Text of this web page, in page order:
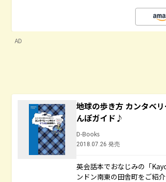
AD
地球の歩き方 カンタベ
んぽガイド♪
D-Books
2018.07.26 発売
英会話本でおなじみの「
ンドン南東の田舎町をご紹介